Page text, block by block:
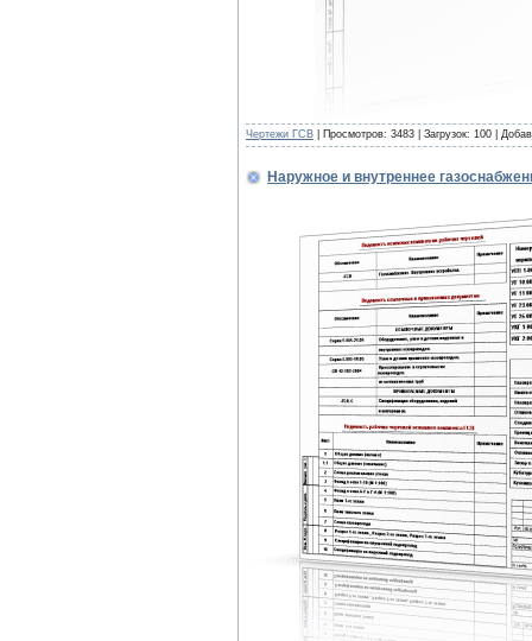
Чертежи ГСВ | Просмотров: 3483 | Загрузок: 100 |
Наружное и внутреннее